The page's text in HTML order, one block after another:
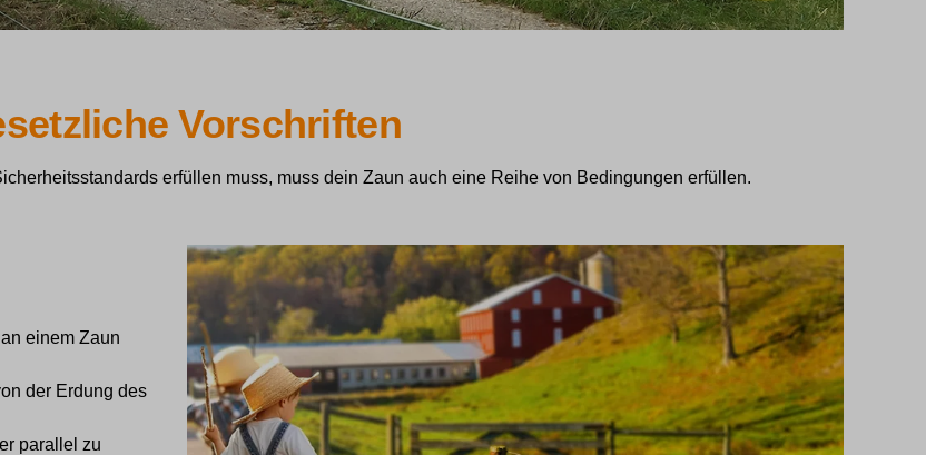
Vorschriften
erfüllen muss, muss dein Zaun auch eine Reihe von Bedingungen erfüllen.
einem Zaun
der Erdung des
parallel zu